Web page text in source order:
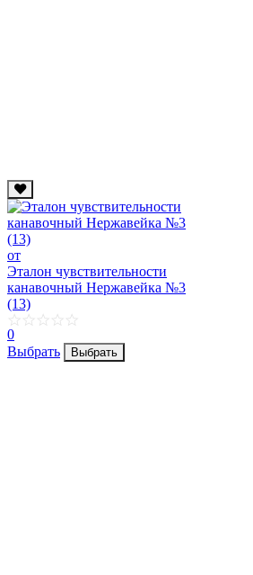
от
Эталон чувствительности
канавочный Нержавейка №3
(13)
0
Выбрать
Выбрать